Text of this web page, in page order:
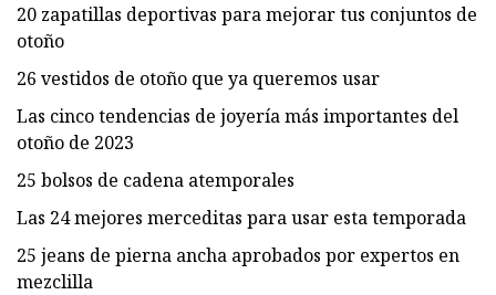
20 zapatillas deportivas para mejorar tus conjuntos de
otoño
26 vestidos de otoño que ya queremos usar
Las cinco tendencias de joyería más importantes del
otoño de 2023
25 bolsos de cadena atemporales
Las 24 mejores merceditas para usar esta temporada
25 jeans de pierna ancha aprobados por expertos en
mezclilla